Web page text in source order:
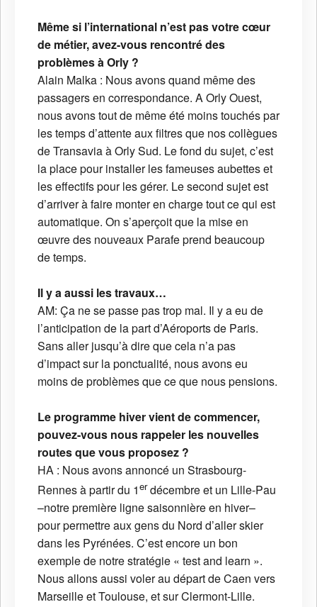
Même si l’international n’est pas votre cœur
de métier, avez-vous rencontré des
problèmes à Orly ?
Alain Malka : Nous avons quand même des
passagers en correspondance. A Orly Ouest,
nous avons tout de même été moins touchés par
les temps d’attente aux filtres que nos collègues
de Transavia à Orly Sud. Le fond du sujet, c’est
la place pour installer les fameuses aubettes et
les effectifs pour les gérer. Le second sujet est
d’arriver à faire monter en charge tout ce qui est
automatique. On s’aperçoit que la mise en
œuvre des nouveaux Parafe prend beaucoup
de temps.
Il y a aussi les travaux…
AM: Ça ne se passe pas trop mal. Il y a eu de
l’anticipation de la part d’Aéroports de Paris.
Sans aller jusqu’à dire que cela n’a pas
d’impact sur la ponctualité, nous avons eu
moins de problèmes que ce que nous pensions.
Le programme hiver vient de commencer,
pouvez-vous nous rappeler les nouvelles
routes que vous proposez ?
HA : Nous avons annoncé un Strasbourg-
Rennes à partir du 1erdécembre et un Lille-Pau
–notre première ligne saisonnière en hiver–
pour permettre aux gens du Nord d’aller skier
dans les Pyrénées. C’est encore un bon
exemple de notre stratégie « test and learn ».
Nous allons aussi voler au départ de Caen vers
Marseille et Toulouse, et sur Clermont-Lille.